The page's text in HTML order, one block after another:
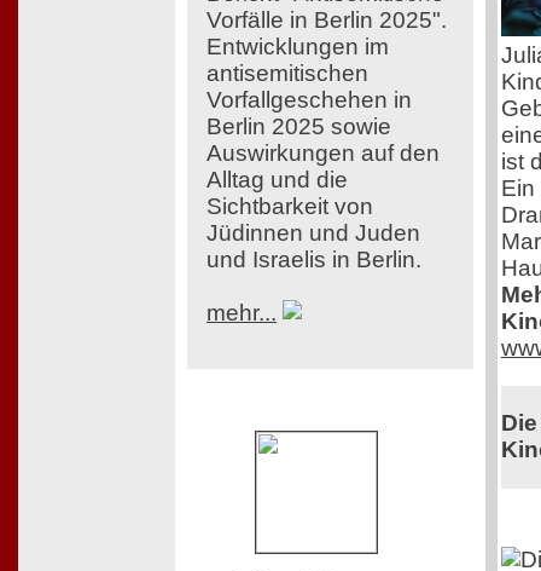
Vorfälle in Berlin 2025".
Entwicklungen im
antisemitischen
Vorfallgeschehen in
Berlin 2025 sowie
Auswirkungen auf den
Alltag und die
Sichtbarkeit von
Jüdinnen und Juden
und Israelis in Berlin.
mehr...
ist
Ein